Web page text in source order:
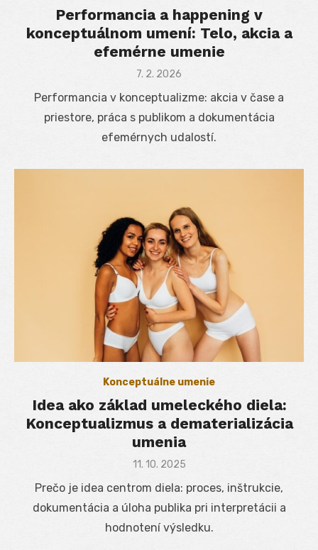
Performancia a happening v
konceptuálnom umení: Telo, akcia a
efemérne umenie
Posted
7. 2. 2026
Performancia v konceptualizme: akcia v čase a
priestore, práca s publikom a dokumentácia
efemérnych udalostí.
Konceptuálne umenie
Idea ako základ umeleckého diela:
Konceptualizmus a dematerializácia
umenia
Posted
11. 10. 2025
Prečo je idea centrom diela: proces, inštrukcie,
dokumentácia a úloha publika pri interpretácii a
hodnotení výsledku.